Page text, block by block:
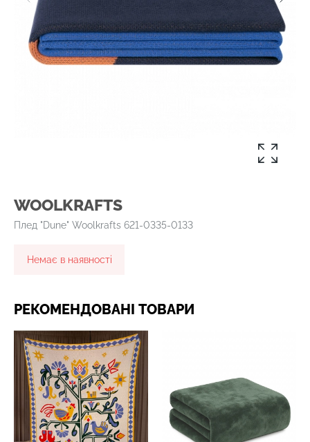
WOOLKRAFTS
Плед "Dune" Woolkrafts 621-0335-0133
Немає в наявності
РЕКОМЕНДОВАНІ ТОВАРИ